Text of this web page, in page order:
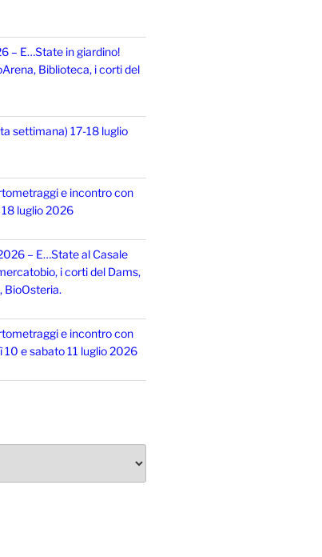
– E…State in giardino!
Biblioteca, i corti del
settimana) 17-18 luglio
e incontro con
luglio 2026
– E…State al Casale
i corti del Dams,
BioOsteria.
e incontro con
e sabato 11 luglio 2026